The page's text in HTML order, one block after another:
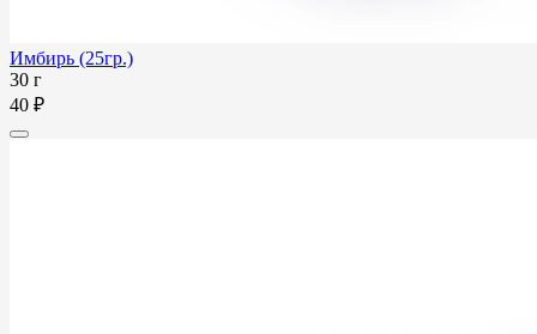
Имбирь (25гр.)
30 г
40 ₽